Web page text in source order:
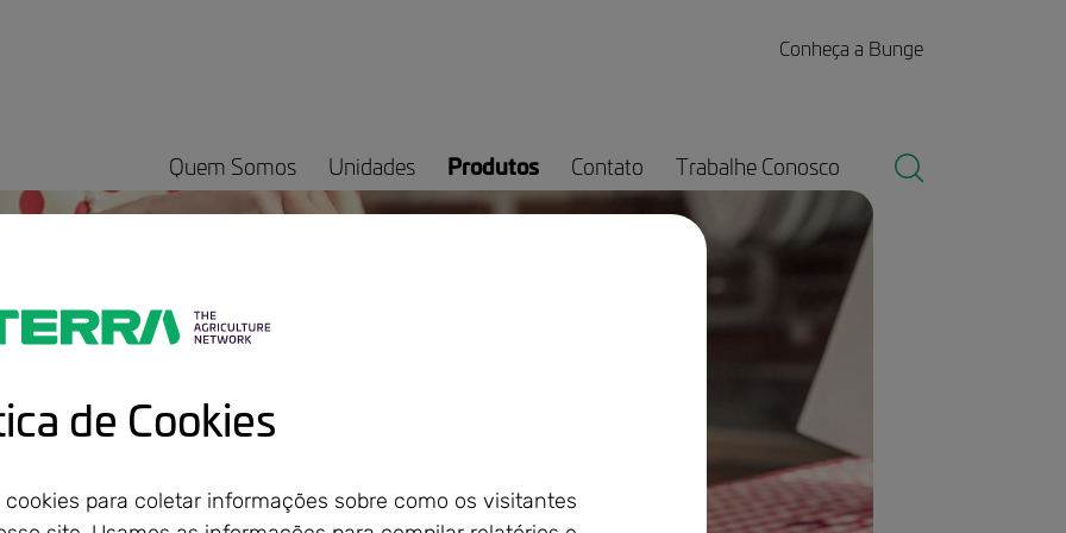
Conheça a Bunge
Quem Somos Unidades Produtos Contato Trabalhe Conosco
de Cookies
cookies para coletar informações sobre como os visitantes